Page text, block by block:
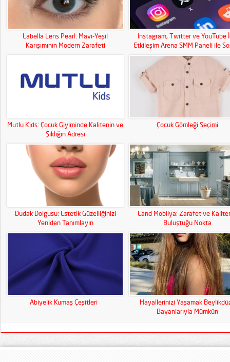
Labella Lens Pearl: Mavi-Yeşil
Karışımının Modern Zarafeti
Instagram, Twitter ve YouTube
Etkileşim Arena SMM Paneli ile
Medya Gücünüzü Artırın!
Mutlu Kids: Çocuk Giyiminde Kalitenin ve
Şıklığın Adresi
Çocuk Gömleği Seçimi
Dudak Dolgusu: Estetik Güzelliğinizi
Yeniden Tanımlayın
Land Mobilya: Zarafet ve
Buluştuğu Nokta
Abiyelik Kumaş Çeşitleri
Hayallerinizi Yaşamak
Bayanlarıyla Mümkün